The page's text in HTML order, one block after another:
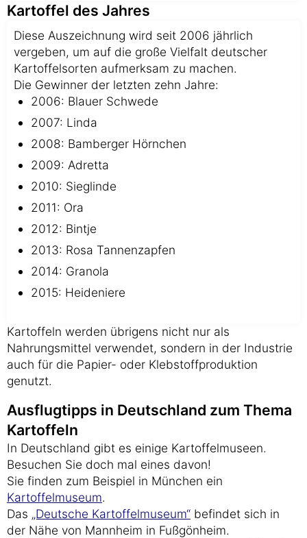
Kartoffel des Jahres
Diese Auszeichnung wird seit 2006 jährlich
vergeben, um auf die große Vielfalt deutscher
Kartoffelsorten aufmerksam zu machen.
Die Gewinner der letzten zehn Jahre:
2006: Blauer Schwede
2007: Linda
2008: Bamberger Hörnchen
2009: Adretta
2010: Sieglinde
2011: Ora
2012: Bintje
2013: Rosa Tannenzapfen
2014: Granola
2015: Heideniere
Kartoffeln werden übrigens nicht nur als
Nahrungsmittel verwendet, sondern in der Industrie
auch für die Papier- oder Klebstoffproduktion
genutzt.
Ausflugtipps in Deutschland zum Thema
Kartoffeln
In Deutschland gibt es einige Kartoffelmuseen.
Besuchen Sie doch mal eines davon!
Sie finden zum Beispiel in München ein
Kartoffelmuseum.
Das „Deutsche Kartoffelmuseum“ befindet sich in
der Nähe von Mannheim in Fußgönheim.